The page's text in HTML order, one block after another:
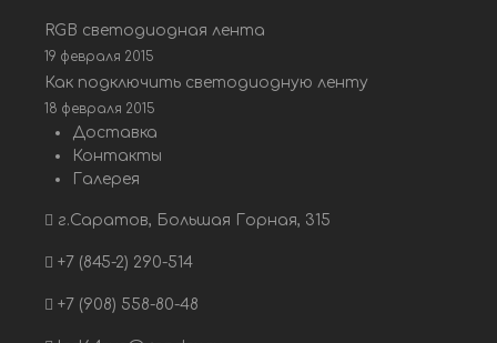
RGB светодиодная лента
19 февраля 2015
Как подключить светодиодную ленту
18 февраля 2015
Доставка
Контакты
Галерея
г.Саратов, Большая Горная, 315
+7 (845-2) 290-514
+7 (908) 558-80-48